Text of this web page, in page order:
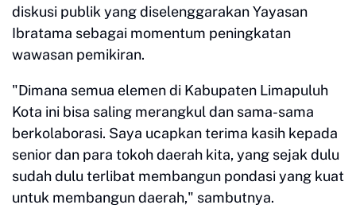
diskusi publik yang diselenggarakan Yayasan
Ibratama sebagai momentum peningkatan
wawasan pemikiran.
"Dimana semua elemen di Kabupaten Limapuluh
Kota ini bisa saling merangkul dan sama-sama
berkolaborasi. Saya ucapkan terima kasih kepada
senior dan para tokoh daerah kita, yang sejak dulu
sudah dulu terlibat membangun pondasi yang kuat
untuk membangun daerah," sambutnya.